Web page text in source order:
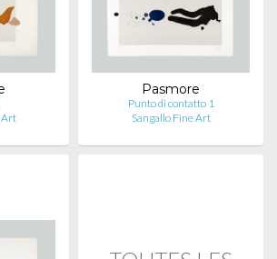
Art
Pasmore
Punto di contatto 1
Sangallo Fine Art